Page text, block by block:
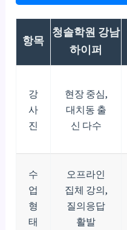
항목
청솔학원 강남
하이퍼
강
사
진
현장 중심,
대치동 출
신 다수
수
업
형
태
오프라인
집체 강의,
질의응답
활발